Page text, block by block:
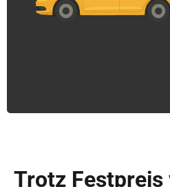
Trotz Festpreis